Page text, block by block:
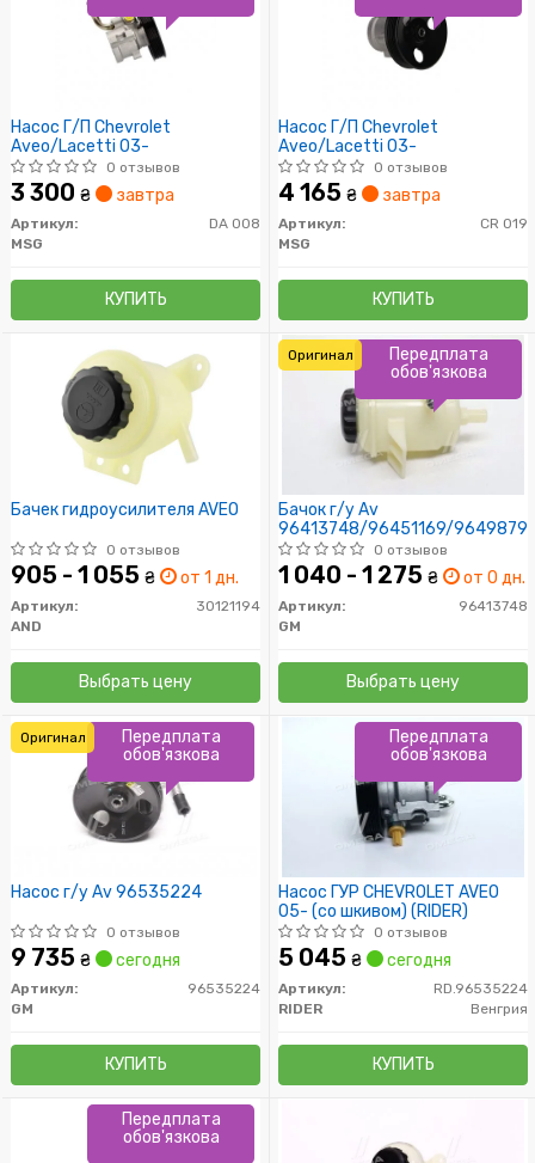
Насос Г/П Chevrolet
Aveo/Lacetti 03-
0 отзывов
3 300 ₴ завтра
Артикул:
DA 008
MSG
КУПИТЬ
Насос Г/П Chevrolet
Aveo/Lacetti 03-
0 отзывов
4 165 ₴ завтра
Артикул:
CR 019
MSG
КУПИТЬ
Бачек гидроусилителя AVEO
0 отзывов
905 - 1 055 ₴ от 1 дн.
Артикул:
30121194
AND
Выбрать цену
Бачок г/у Av
96413748/96451169/
0 отзывов
1 040 - 1 275 ₴ от 0 дн.
Артикул:
96413748
GM
Выбрать цену
Передплата
обов'язкова
Оригинал
Насос г/у Av 96535224
0 отзывов
9 735 ₴ сегодня
Артикул:
96535224
GM
КУПИТЬ
Передплата
обов'язкова
Оригинал
Насос ГУР CHEVROLET AVEO
05- (со шкивом) (RIDER)
0 отзывов
5 045 ₴ сегодня
Артикул:
RD.96535224
RIDER
Венгрия
КУПИТЬ
Передплата
обов'язкова
Передплата
обов'язкова